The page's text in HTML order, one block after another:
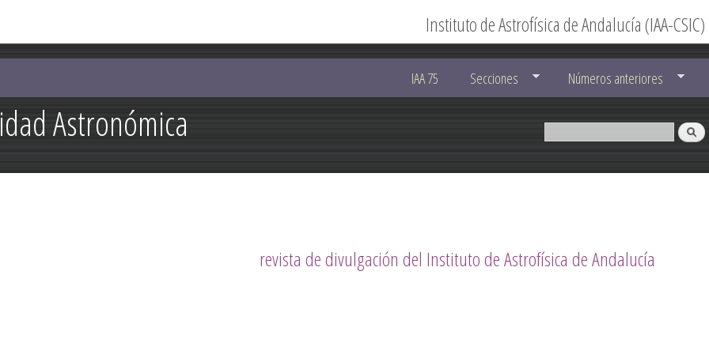
contenido
principal
Astronómica
Instituto de Astrofísica de Andalucía (IAA-CSIC)
IAA 75 Secciones Números anteriores
revista de divulgación del Instituto de Astrofísica de Andalucía